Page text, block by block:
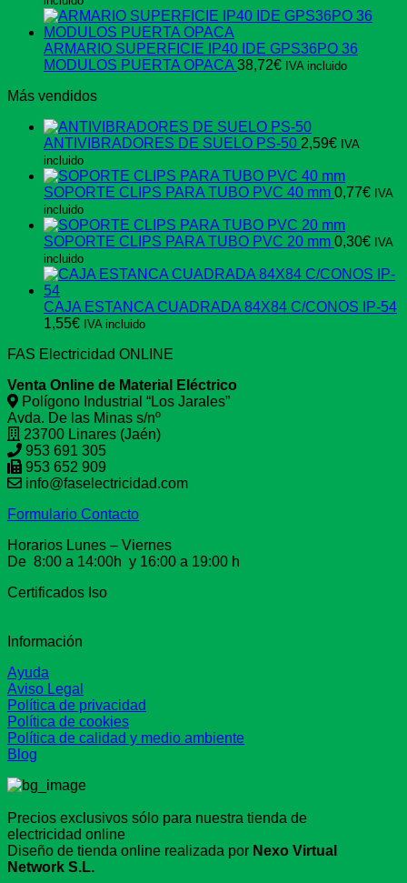
ARMARIO SUPERFICIE IP40 IDE GPS36PO 36
MODULOS PUERTA OPACA 38,72€ IVA incluido
Más vendidos
ANTIVIBRADORES DE SUELO PS-50 2,59€ IVA
incluido
SOPORTE CLIPS PARA TUBO PVC 40 mm 0,77€ IVA
incluido
SOPORTE CLIPS PARA TUBO PVC 20 mm 0,30€ IVA
incluido
CAJA ESTANCA CUADRADA 84X84 C/CONOS IP-54
1,55€ IVA incluido
FAS Electricidad ONLINE
Venta Online de Material Eléctrico
Polígono Industrial “Los Jarales”
Avda. De las Minas s/nº
23700 Linares (Jaén)
953 691 305
953 652 909
info@faselectricidad.com
Formulario Contacto
Horarios Lunes – Viernes
De 8:00 a 14:00h y 16:00 a 19:00 h
Certificados Iso
Información
Ayuda
Aviso Legal
Política de privacidad
Política de cookies
Política de calidad y medio ambiente
Blog
Precios exclusivos sólo para nuestra tienda de
electricidad online
Diseño de tienda online realizada por Nexo Virtual
Network S.L.